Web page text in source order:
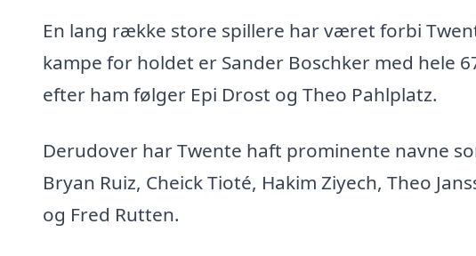
En lang række store spillere har været forbi
kampe for holdet er Sander Boschker med hele
efter ham følger Epi Drost og Theo Pahlplatz.
Derudover har Twente haft prominente navne
Bryan Ruiz, Cheick Tioté, Hakim Ziyech, Theo
og Fred Rutten.